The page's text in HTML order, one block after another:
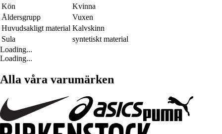
Kön
Kvinna
Åldersgrupp
Vuxen
Huvudsakligt material Kalvskinn
Sula
syntetiskt material
Loading...
Loading...
Alla våra varumärken